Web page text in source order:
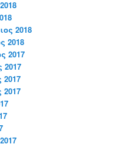
2018
2018
2017
2017
2017
2017